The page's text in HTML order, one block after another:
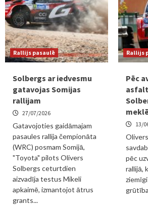
Rallijs pasaulē
Solbergs ar iedvesmu
gatavojas Somijas
rallijam
27/07/2026
Gatavojoties gaidāmajam
pasaules rallija čempionāta
(WRC) posmam Somijā,
"Toyota" pilots Olivers
Solbergs ceturtdien
aizvadīja testus Mikeli
apkaimē, izmantojot ātrus
grants...
Rallijs
Pēc
13/
pēc
rallijā,